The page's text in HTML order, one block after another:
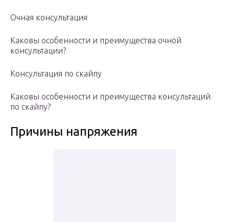
Очная консультация
Каковы особенности и преимущества очной
консультации?
Консультация по скайпу
Каковы особенности и преимущества консультаций
по скайпу?
Причины напряжения